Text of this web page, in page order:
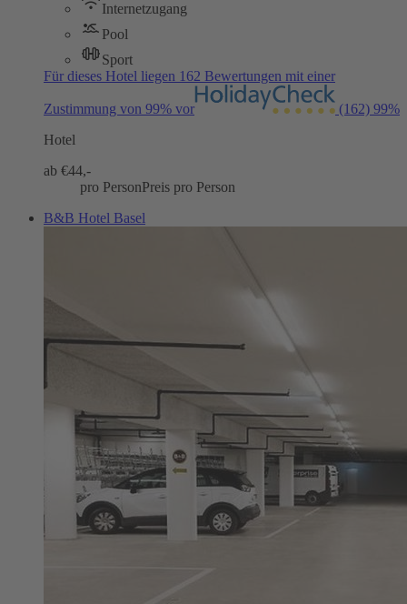
Internetzugang
Pool
Sport
Für dieses Hotel liegen 162 Bewertungen mit einer
Zustimmung von 99% vor (162) 99%
Hotel
ab €44,-
pro PersonPreis pro Person
B&B Hotel Basel